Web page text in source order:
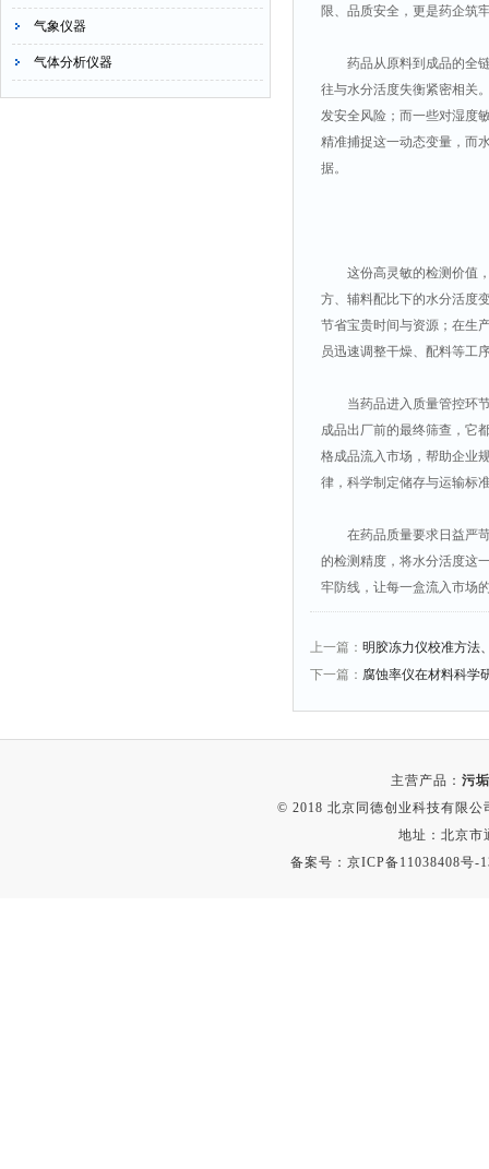
气象仪器
气体分析仪器
限、品质安全，更是药企筑
药品从原料到成品的全链
往与水分活度失衡紧密相关
发安全风险；而一些对湿度
精准捕捉这一动态变量，而
据。
这份高灵敏的检测价值，
方、辅料配比下的水分活度
节省宝贵时间与资源；在生
员迅速调整干燥、配料等工
当药品进入质量管控环节
成品出厂前的最终筛查，它
格成品流入市场，帮助企业
律，科学制定储存与运输标
在药品质量要求日益严苛
的检测精度，将水分活度这
牢防线，让每一盒流入市场
上一篇： 明胶冻力仪校准方法
下一篇： 腐蚀率仪在材料科学
主营产品： 污
© 2018 北京同德创业科技有限
地址：北京市
备案号： 京ICP备11038408号-